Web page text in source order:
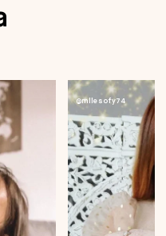
@mllesofy74